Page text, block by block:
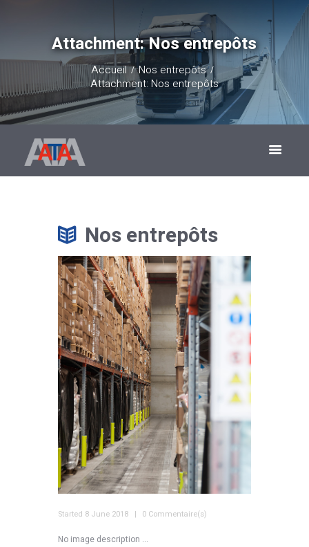
Attachment: Nos entrepôts
Accueil
Nos entrepôts
Attachment: Nos entrepôts
Nos entrepôts
Started 8 June 2018 0 Commentaire(s)
No image description ...